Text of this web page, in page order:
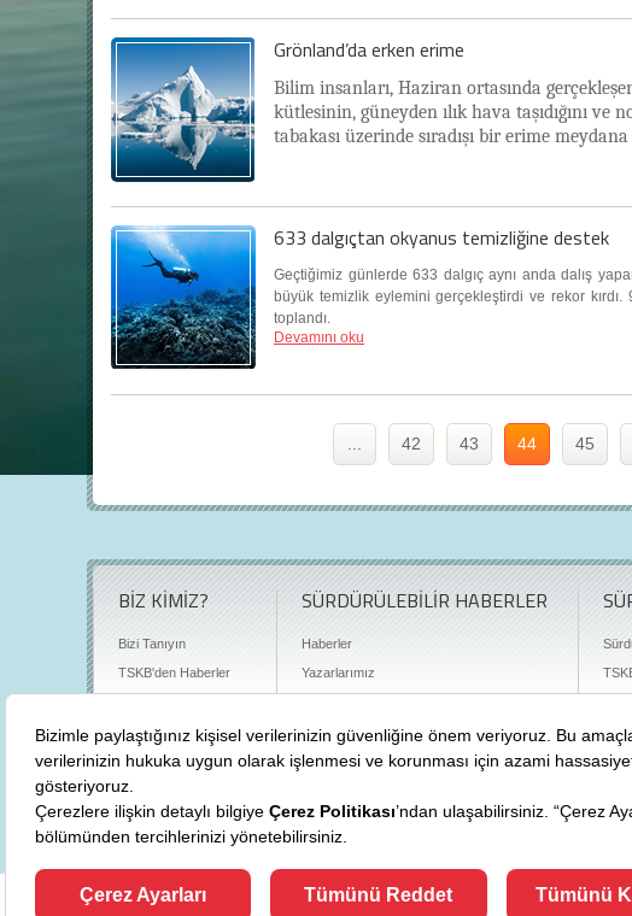
Grönland’da erken erime
Bilim insanları, Haziran ortasında
kütlesinin, güneyden ılık hava taşıdığını ve
tabakası üzerinde sıradışı bir erime
633 dalgıçtan okyanus temizliğine destek
Geçtiğimiz günlerde 633 dalgıç aynı anda dalış
büyük temizlik eylemini gerçekleştirdi ve rekor
toplandı.
Devamını oku
42 43 44 45
BİZ KİMİZ?
Bizi Tanıyın
TSKB'den Haberler
Basın Odası
Bize Ulaşın
Politikalarımız
SÜRDÜRÜLEBİLİR HABERLER
Haberler
Yazarlarımız
Sürdürülebilirlik Kütüphanesi
Karbon Sayacı